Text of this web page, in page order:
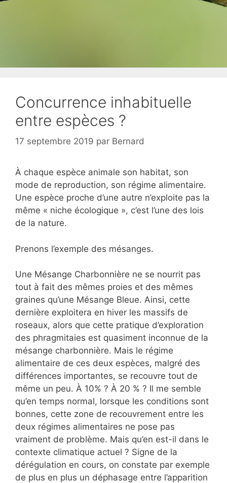
Concurrence inhabituelle
entre espèces ?
17 septembre 2019 par Bernard
À chaque espèce animale son habitat, son
mode de reproduction, son régime alimentaire.
Une espèce proche d’une autre n’exploite pas la
même « niche écologique », c’est l’une des lois
de la nature.
Prenons l’exemple des mésanges.
Une Mésange Charbonnière ne se nourrit pas
tout à fait des mêmes proies et des mêmes
graines qu’une Mésange Bleue. Ainsi, cette
dernière exploitera en hiver les massifs de
roseaux, alors que cette pratique d’exploration
des phragmitaies est quasiment inconnue de la
mésange charbonnière. Mais le régime
alimentaire de ces deux espèces, malgré des
différences importantes, se recouvre tout de
même un peu. À 10% ? À 20 % ? Il me semble
qu’en temps normal, lorsque les conditions sont
bonnes, cette zone de recouvrement entre les
deux régimes alimentaires ne pose pas
vraiment de problème. Mais qu’en est-il dans le
contexte climatique actuel ? Signe de la
dérégulation en cours, on constate par exemple
de plus en plus un déphasage entre l’apparition